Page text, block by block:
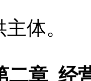
体。
二章 经